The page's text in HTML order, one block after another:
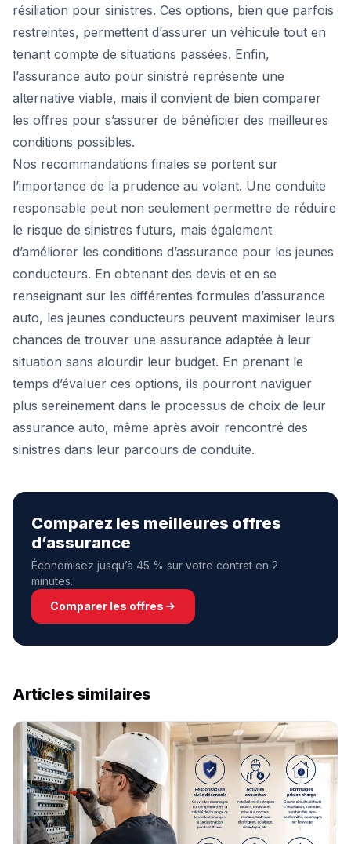
résiliation pour sinistres. Ces options, bien que parfois
restreintes, permettent d’assurer un véhicule tout en
tenant compte de situations passées. Enfin,
l’assurance auto pour sinistré représente une
alternative viable, mais il convient de bien comparer
les offres pour s’assurer de bénéficier des meilleures
conditions possibles.
Nos recommandations finales se portent sur
l’importance de la prudence au volant. Une conduite
responsable peut non seulement permettre de réduire
le risque de sinistres futurs, mais également
d’améliorer les conditions d’assurance pour les jeunes
conducteurs. En obtenant des devis et en se
renseignant sur les différentes formules d’assurance
auto, les jeunes conducteurs peuvent maximiser leurs
chances de trouver une assurance adaptée à leur
situation sans alourdir leur budget. En prenant le
temps d’évaluer ces options, ils pourront naviguer
plus sereinement dans le processus de choix de leur
assurance auto, même après avoir rencontré des
sinistres dans leur parcours de conduite.
Comparez les meilleures offres
d’assurance
Économisez jusqu’à 45 % sur votre contrat en 2
minutes.
Comparer les offres
Articles similaires